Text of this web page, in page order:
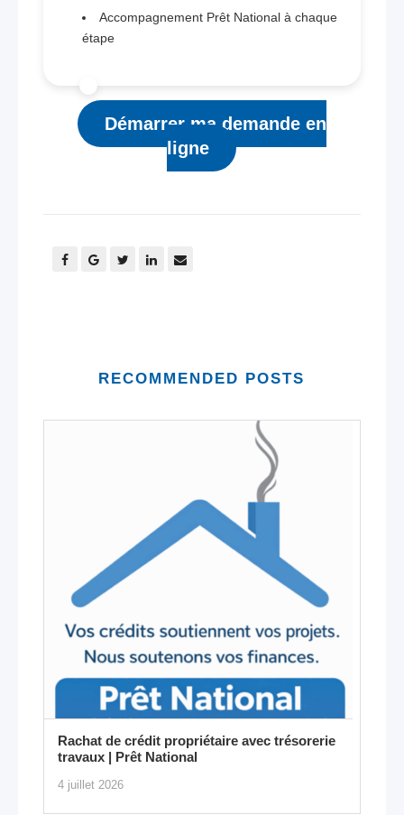
Accompagnement Prêt National à chaque
étape
Démarrer ma demande en
ligne
RECOMMENDED POSTS
Rachat de crédit propriétaire avec trésorerie
travaux | Prêt National
4 juillet 2026